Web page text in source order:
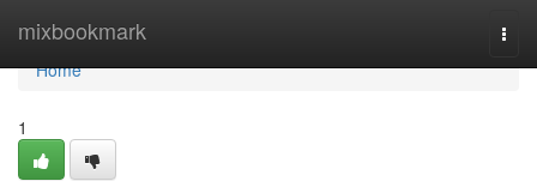
mixbookmark
Home
Home
1